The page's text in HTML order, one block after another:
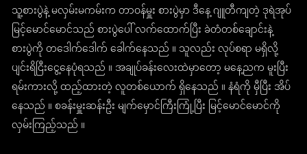
သူ့စားပွဲနဲ့ မလှမ်းမကမ်းက တာဝန်မှူး စားပွဲမှာ ဒီနေ့ ဂျူတီကျတဲ့ ဒုရဲအုပ်
မြင့်မောင်မောင်သည် စားပွဲပေါ် လက်ထောက်ပြီး ခဲတံတစ်ချောင်းနဲ့
စားပွဲကို တဒေါက်ဒေါက် ခေါက်နေသည် ။ သူလည်း လုပ်စရာ မရှိလို့
ပျင်းရိငြီးငွေ့နေပုံရသည် ။ အချုပ်ခန်းလေးထဲမှာတော့ မနေ့ညက မူးပြီး
ရမ်းကားလို့ ထည့်ထားတဲ့ လူတစ်ယောက် ရှိနေသည် ။ နံရံကို မှီပြီး အိပ်
နေသည် ။ စခန်းမှူးဆန်းဦး မျက်မှောင်ကြီးကြုံ့ပြီး မြင့်မောင်မောင်ကို
လှမ်းကြည့်သည် ။